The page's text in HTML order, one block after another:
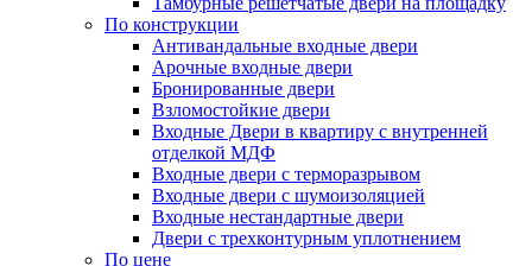
По конструкции
Антивандальные входные двери
Арочные входные двери
Бронированные двери
Взломостойкие двери
Входные Двери в квартиру с внутренней
отделкой МДФ
Входные двери с терморазрывом
Входные двери с шумоизоляцией
Входные нестандартные двери
Двери с трехконтурным уплотнением
По цене